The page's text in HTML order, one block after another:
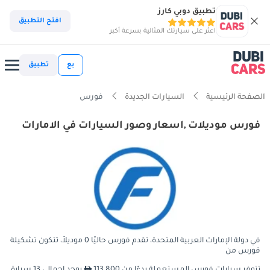
تطبيق دوبي كارز
اعثر على سيارتك المثالية بسرعة أكبر
افتح التطبيق
بع تطبيق
الصفحة الرئيسية السيارات الجديدة فورس
فورس موديلات ,اسعار وصور السيارات في الامارات
في دولة الإمارات العربية المتحدة، تقدم فورس حاليًا 0 موديلاً، تتكون تشكيلة
فورس من